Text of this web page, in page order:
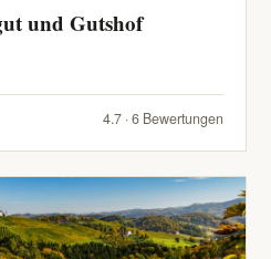
und Gutshof
4.7 · 6 Bewertungen